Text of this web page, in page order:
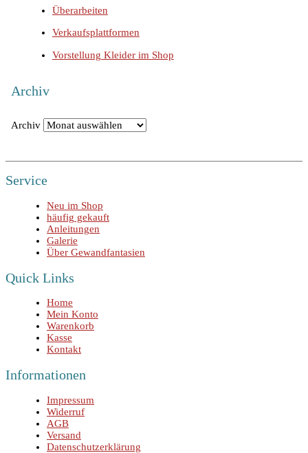
Überarbeiten
Verkaufsplattformen
Vorstellung Kleider im Shop
Archiv
Archiv
Service
Neu im Shop
häufig gekauft
Anleitungen
Galerie
Über Gewandfantasien
Quick Links
Home
Mein Konto
Warenkorb
Kasse
Kontakt
Informationen
Impressum
Widerruf
AGB
Versand
Datenschutzerklärung